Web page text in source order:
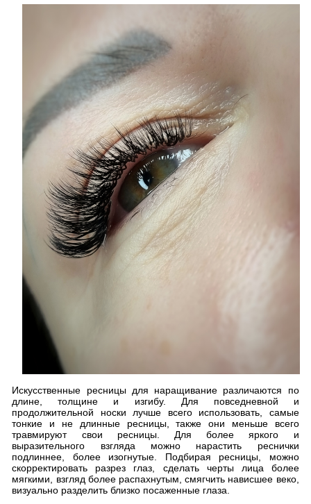
Искусственные ресницы для наращивание различаются по
длине, толщине и изгибу. Для повседневной и
продолжительной носки лучше всего использовать, самые
тонкие и не длинные ресницы, также они меньше всего
травмируют свои ресницы. Для более яркого и
выразительного взгляда можно нарастить реснички
подлиннее, более изогнутые. Подбирая ресницы, можно
скорректировать разрез глаз, сделать черты лица более
мягкими, взгляд более распахнутым, смягчить нависшее веко,
визуально разделить близко посаженные глаза.